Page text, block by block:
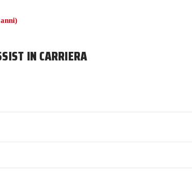
Town in Championship Sluga ha collezionato
anni)
IN CARRIERA